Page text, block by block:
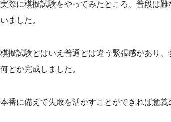
実際に模擬試験をやってみたところ、普段は
いました。
模擬試験とはいえ普通とは違う緊張感があり
何とか完成しました。
本番に備えて失敗を活かすことができれば意義